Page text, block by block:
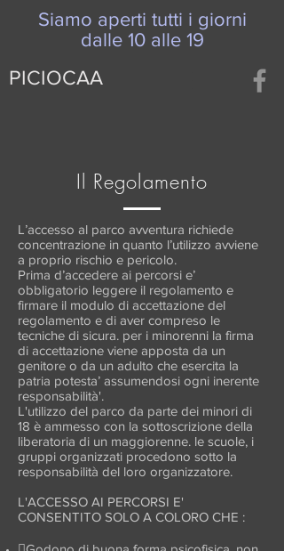
PICIOCAA
Siamo aperti tutti i giorni
dalle 10 alle 19
Il Regolamento
L’accesso al parco avventura richiede
concentrazione in quanto l’utilizzo avviene
a proprio rischio e pericolo.
Prima d’accedere ai percorsi e’
obbligatorio leggere il regolamento e
firmare il modulo di accettazione del
regolamento e di aver compreso le
tecniche di sicura. per i minorenni la firma
di accettazione viene apposta da un
genitore o da un adulto che esercita la
patria potesta’ assumendosi ogni inerente
responsabilità'.
L'utilizzo del parco da parte dei minori di
18 è ammesso con la sottoscrizione della
liberatoria di un maggiorenne. le scuole, i
gruppi organizzati procedono sotto la
responsabilità del loro organizzatore.
L'ACCESSO AI PERCORSI E'
CONSENTITO SOLO A COLORO CHE :